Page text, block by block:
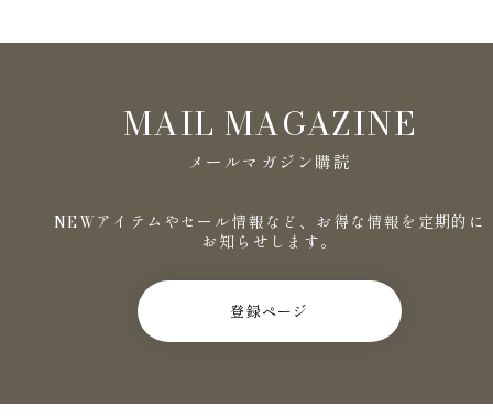
MAIL MAGAZINE
メールマガジン購読
NEWアイテムやセール情報など、お得な情報を定期的に
お知らせします。
登録ページ